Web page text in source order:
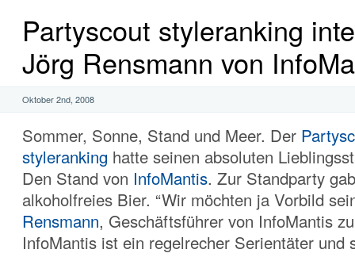
Partyscout styleranking
Jörg Rensmann von
Oktober 2nd, 2008
Sommer, Sonne, Stand und Meer. Der
styleranking hatte seinen absoluten
Den Stand von InfoMantis. Zur Standparty
alkoholfreies Bier. “Wir möchten ja Vorbild
Rensmann, Geschäftsführer von InfoMantis
InfoMantis ist ein regelrecher Serientäter und